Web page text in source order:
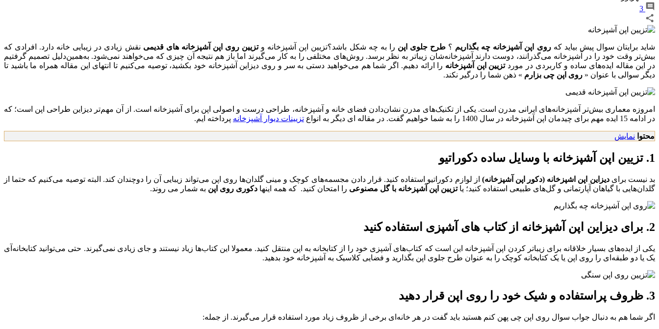
3
شاید برایتان سوال پیش بیاید کهروی اپن آشپزخانه چه بگذاریم ؟ طرح جلوی اپن را به چه شکل باشد؟تزیین اپن آشپزخانه وتزیین روی اپن آشپزخانه های قدیمی نقش زیادی در زیبایی خانه دارد. افرادی که
بیش‌تر وقت خود را در آشپزخانه می‌گذرانند، دوست دارند آشپزخانه‌شان زیباتر به نظر برسد. روش‌های مختلفی را به کار می‌گیرند اما باز هم نتیجه آن چیزی که می‌خواهند نمی‌شود. به‌همین‌دلیل تصمیم گرفتیم
در این مقاله ایده‌های ساده و کاربردی در مورد تزیین اپن آشپزخانه را ارائه دهیم. اگر شما هم می‌خواهید دستی به سر و روی دیزاین آشپزخانه خود بکشید، توصیه می‌کنیم تا انتهای این مقاله همراه ما باشید تا
دیگر سوالی با عنوان « روی اپن چی بزارم » ذهن شما را درگیر نکند.
امروزه معماری بیش‌تر آشپزخانه‌های ایرانی مدرن است. یکی از تکنیک‌های مدرن نشان‌دادن فضای خانه و آشپزخانه، طراحی درست و اصولی اپن برای آشپزخانه است. از آن مهم‌تر دیزاین طراحی اپن است؛ که
در ادامه 15 ایده مهم برای چیدمان اپن آشپزخانه در سال 1400 را به شما خواهیم گفت. در مقاله ای دیگر به انواع
تزیینات دیوار آشپزخانه پرداخته ایم.
محتوا نمایش
1. تزیین اپن آشپزخانه با وسایل ساده دکوراتیو
بد نیست برایدیزاین اپن اشپزخانه (دکور اپن آشپزخانه) از لوازم دکوراتیو استفاده کنید. قرار دادن مجسمه‌های کوچک و مینی گلدان‌ها روی اپن می‌تواند زیبایی آن را دوچندان کند. البته توصیه می‌کنیم که حتما از
گلدان‌هایی با گیاهان آپارتمانی و گل‌های طبیعی استفاده کنید؛ یا تزیین اپن آشپزخانه با گل مصنوعی را امتحان کنید. که همه اینها دکوری روی اپن به شمار می روند.
2. برای دیزاین اپن آشپزخانه از کتاب‌ های آشپزی استفاده کنید
یکی از ایده‌های بسیار خلاقانه برای زیباتر کردن اپن آشپزخانه این است که کتاب‌های آشپزی خود را از کتابخانه به اپن منتقل کنید. معمولا این کتاب‌ها زیاد نیستند و جای زیادی نمی‌گیرند. حتی می‌توانید کتابخانه‌آی
یک یا دو طبقه‌ای را روی اپن یا یک کتابخانه کوچک را به عنوان طرح جلوی اپن بگذارید و فضایی کلاسیک به آشپزخانه خود بدهید.
3. ظروف پراستفاده و شیک خود را روی اپن قرار دهید
اگر شما هم به دنبال جواب سوال روی اپن چی پهن کنم هستید باید گفت در هر خانه‌ای برخی از ظروف زیاد مورد استفاده قرار می‌گیرند. از جمله: